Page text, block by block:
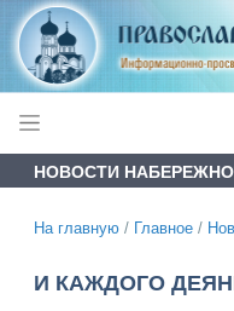
НОВОСТИ
На главную / Главное /
И КАЖДОГО